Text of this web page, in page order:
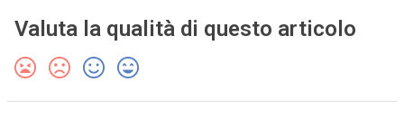
Valuta la qualità di questo articolo